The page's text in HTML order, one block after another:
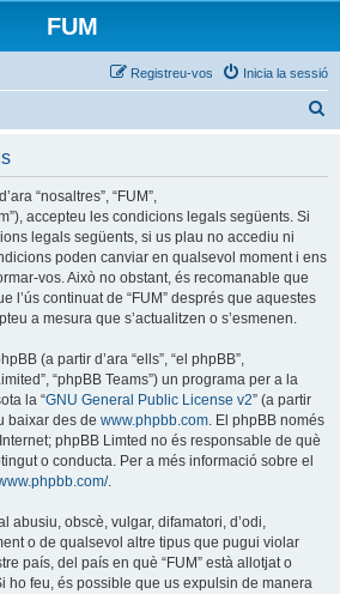
FUM
Inicia la sessió
Registreu-vos
“nosaltres”, “FUM”,
accepteu les condicions legals següents. Si
legals següents, si us plau no accediu ni
poden canviar en qualsevol moment i ens
vos. Això no obstant, és recomanable que
l’ús continuat de “FUM” després que aquestes
a mesura que s’actualitzen o s’esmenen.
(a partir d’ara “ells”, “el phpBB”,
“phpBB Teams”) un programa per a la
la “GNU General Public License v2” (a partir
baixar des de www.phpbb.com. El phpBB només
phpBB Limted no és responsable de què
o conducta. Per a més informació sobre el
.
abusiu, obscè, vulgar, difamatori, d’odi,
o de qualsevol altre tipus que pugui violar
país, del país en què “FUM” està allotjat o
ho feu, és possible que us expulsin de manera